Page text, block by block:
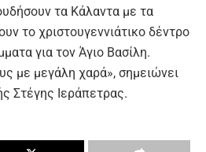
τα Κάλαντα με τα
το χριστουγεννιάτικο δέντρο
για τον Άγιο Βασίλη.
με μεγάλη χαρά», σημειώνει
Στέγης Ιεράπετρας.